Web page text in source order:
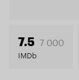
7.5 7 000
IMDb